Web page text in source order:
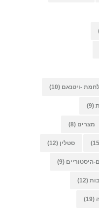
-ויטנאם (10)
(9)
מצרים (8)
סטלין (12)
היסטוריים (9)
(12)
(19)